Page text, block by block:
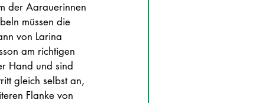
der Aarauerinnen
müssen die
von Larina
am richtigen
Hand und sind
gleich selbst an,
Flanke von